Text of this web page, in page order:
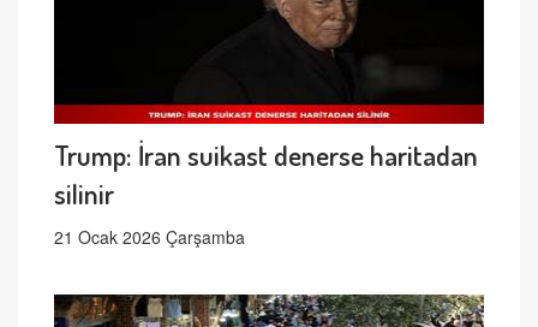
Trump: İran suikast denerse haritadan
silinir
21 Ocak 2026 Çarşamba